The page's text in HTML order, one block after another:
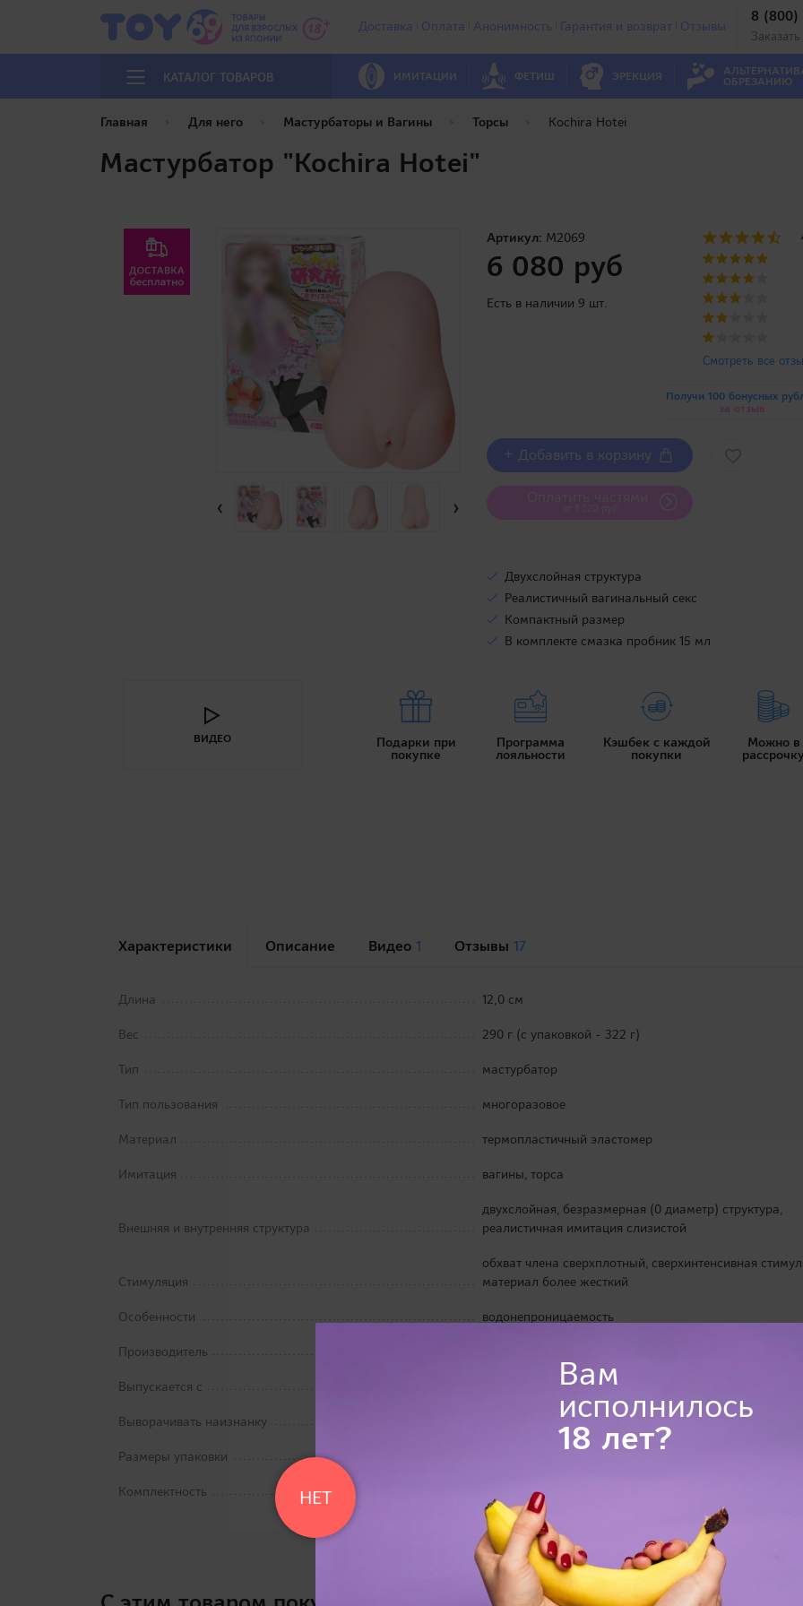
Доставка Оплата Анонимность Гарантия и возврат Отзывы
8 (800)
КАТАЛОГ ТОВАРОВ ИМИТАЦИИ ФЕТИШ ЭРЕКЦИЯ ОБРЕЗАНИЮ
Главная Для него Мастурбаторы и Вагины Торсы Kochira Hotei
Мастурбатор "Kochira Hotei"
‹ ›
Артикул: M2069
6 080 руб
Есть в наличии 9 шт.
Смотреть все
Получи 100 бонусных
за отзыв
+ Добавить в корзину
Двухслойная структура
Реалистичный вагинальный секс
Компактный размер
В комплекте смазка пробник 15 мл
ВИДЕО Подарки при
покупке
Программа
лояльности
Кэшбек с каждой
покупки
Можно в
рассрочку
Характеристики Описание Видео 1 Отзывы 17
Длина 12,0 см
Вес 290 г (с упаковкой - 322 г)
Тип мастурбатор
Тип пользования многоразовое
Материал термопластичный эластомер
Имитация вагины, торса
Внешняя и внутренняя структура
двухслойная, безразмерная (0 диаметр) структура,
реалистичная имитация слизистой
Стимуляция
обхват члена сверхплотный, сверхинтенсивная
материал более жесткий
Особенности водонепроницаемость
Производитель
Выпускается с
Выворачивать наизнанку
Размеры упаковки
Комплектность мастурбатор, смазка пробник (15 мл)
Вам
исполнилось
18 лет?
НЕТ